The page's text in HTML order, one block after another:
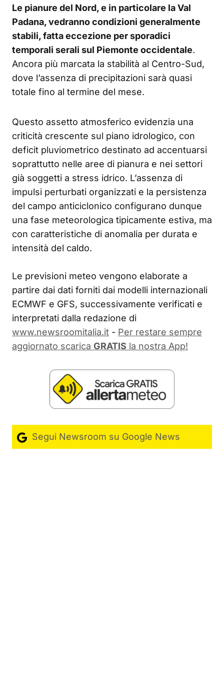
Le pianure del Nord, e in particolare la Val
Padana, vedranno condizioni generalmente
stabili, fatta eccezione per sporadici
temporali serali sul Piemonte occidentale.
Ancora più marcata la stabilità al Centro-Sud,
dove l’assenza di precipitazioni sarà quasi
totale fino al termine del mese.
Questo assetto atmosferico evidenzia una
criticità crescente sul piano idrologico, con
deficit pluviometrico destinato ad accentuarsi
soprattutto nelle aree di pianura e nei settori
già soggetti a stress idrico. L’assenza di
impulsi perturbati organizzati e la persistenza
del campo anticiclonico configurano dunque
una fase meteorologica tipicamente estiva, ma
con caratteristiche di anomalia per durata e
intensità del caldo.
Le previsioni meteo vengono elaborate a
partire dai dati forniti dai modelli internazionali
ECMWF e GFS, successivamente verificati e
interpretati dalla redazione di
www.newsroomitalia.it - Per restare sempre
aggiornato scarica GRATIS la nostra App!
Segui Newsroom su Google News